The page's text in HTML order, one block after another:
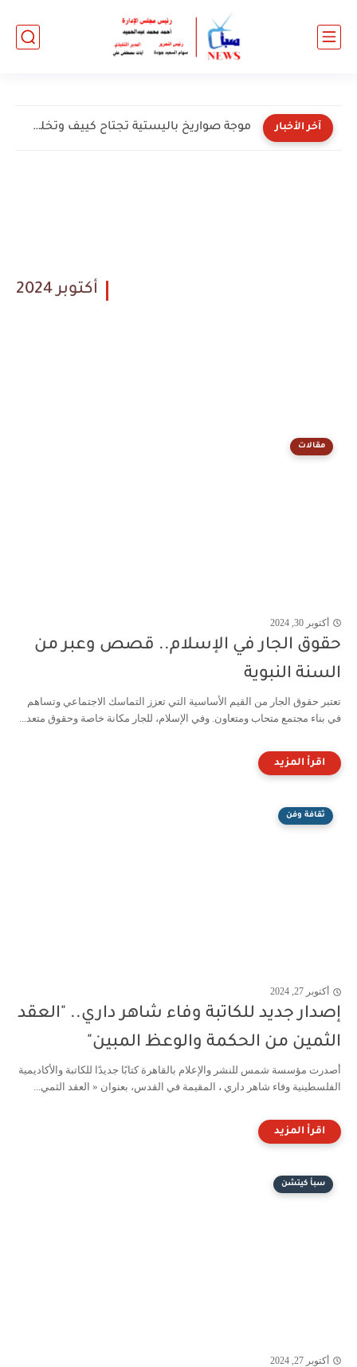
آخر الأخبار الأزهر يعلن نتيجة المرحلة الأولى لتنسيق رياض الأطفال والأول الابتدائي...
أكتوبر 2024
مقالات
أكتوبر 30, 2024
حقوق الجار في الإسلام.. قصص وعبر من
السنة النبوية
تعتبر حقوق الجار من القيم الأساسية التي تعزز التماسك الاجتماعي وتساهم
في بناء مجتمع متحاب ومتعاون. وفي الإسلام، للجار مكانة خاصة وحقوق متعد...
ثقافة وفن
أكتوبر 27, 2024
إصدار جديد للكاتبة وفاء شاهر داري.. "العقد
الثمين من الحكمة والوعظ المبين"
أصدرت مؤسسة شمس للنشر والإعلام بالقاهرة كتابًا جديدًا للكاتبة والأكاديمية
الفلسطينية وفاء شاهر داري ، المقيمة في القدس، بعنوان « العقد الثمي...
سبأ كيتشن
أكتوبر 27, 2024